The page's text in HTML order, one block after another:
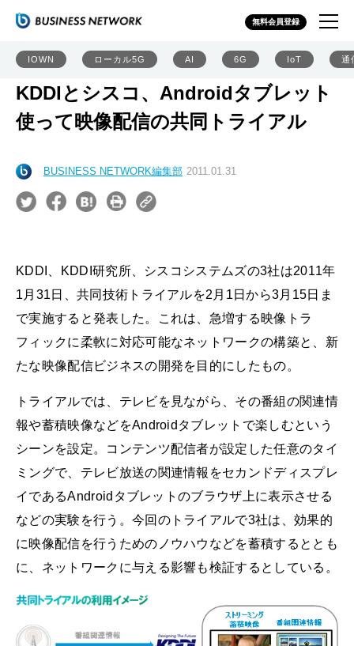
無料会員登録
IOWN ローカル5G AI 6G IoT 通
KDDIとシスコ、Androidタブレット
使って映像配信の共同トライアル
BUSINESS NETWORK編集部 2011.01.31
KDDI、KDDI研究所、シスコシステムズの3社は2011年
1月31日、共同技術トライアルを2月1日から3月15日ま
で実施すると発表した。これは、急増する映像トラ
フィックに柔軟に対応可能なネットワークの構築と、新
たな映像配信ビジネスの開発を目的にしたもの。
トライアルでは、テレビを見ながら、その番組の関連情
報や蓄積映像などをAndroidタブレットで楽しむという
シーンを設定。コンテンツ配信者が設定した任意のタイ
ミングで、テレビ放送の関連情報をセカンドディスプレ
イであるAndroidタブレットのブラウザ上に表示させる
などの実験を行う。今回のトライアルで3社は、効果的
に映像配信を行うためのノウハウなどを蓄積するととも
に、ネットワークに与える影響も検証するとしている。